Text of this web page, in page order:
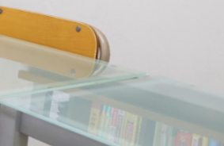
ない学習塾の選び方
るおすすめの時期